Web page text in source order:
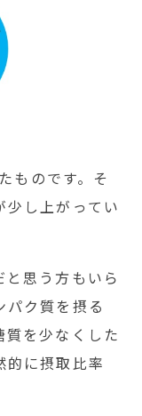
ものです。そ
少し上がってい
思う方もいら
パク質を摂る
を少なくした
的に摂取比率